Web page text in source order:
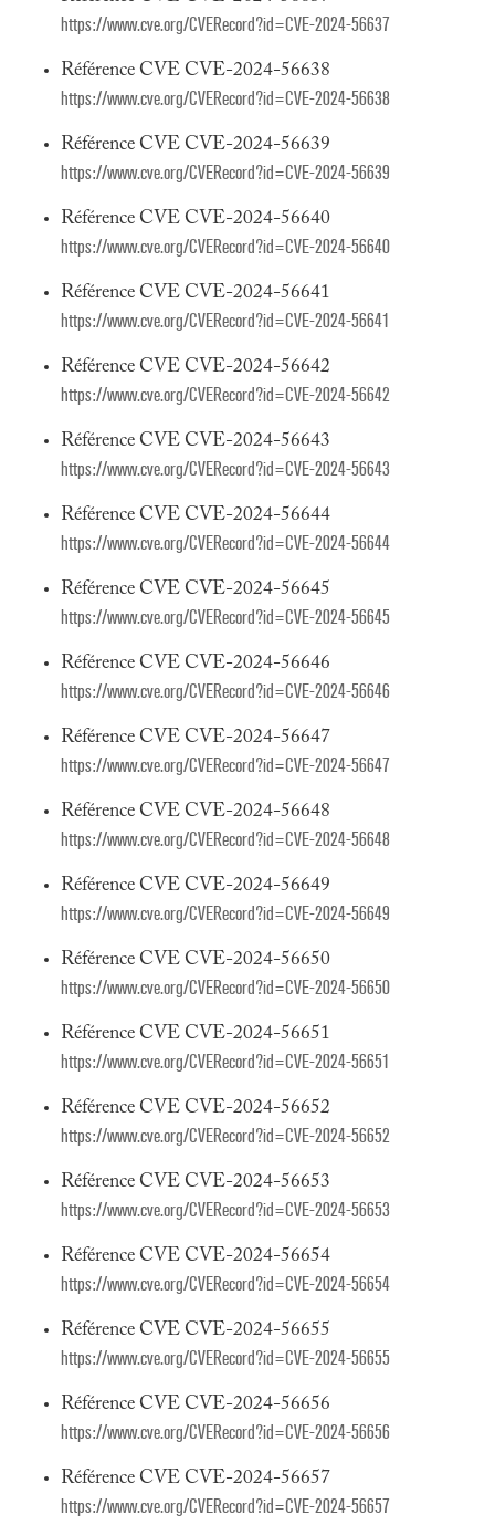
https://www.cve.org/CVERecord?id=CVE-2024-56637
Référence CVE CVE-2024-56638
https://www.cve.org/CVERecord?id=CVE-2024-56638
Référence CVE CVE-2024-56639
https://www.cve.org/CVERecord?id=CVE-2024-56639
Référence CVE CVE-2024-56640
https://www.cve.org/CVERecord?id=CVE-2024-56640
Référence CVE CVE-2024-56641
https://www.cve.org/CVERecord?id=CVE-2024-56641
Référence CVE CVE-2024-56642
https://www.cve.org/CVERecord?id=CVE-2024-56642
Référence CVE CVE-2024-56643
https://www.cve.org/CVERecord?id=CVE-2024-56643
Référence CVE CVE-2024-56644
https://www.cve.org/CVERecord?id=CVE-2024-56644
Référence CVE CVE-2024-56645
https://www.cve.org/CVERecord?id=CVE-2024-56645
Référence CVE CVE-2024-56646
https://www.cve.org/CVERecord?id=CVE-2024-56646
Référence CVE CVE-2024-56647
https://www.cve.org/CVERecord?id=CVE-2024-56647
Référence CVE CVE-2024-56648
https://www.cve.org/CVERecord?id=CVE-2024-56648
Référence CVE CVE-2024-56649
https://www.cve.org/CVERecord?id=CVE-2024-56649
Référence CVE CVE-2024-56650
https://www.cve.org/CVERecord?id=CVE-2024-56650
Référence CVE CVE-2024-56651
https://www.cve.org/CVERecord?id=CVE-2024-56651
Référence CVE CVE-2024-56652
https://www.cve.org/CVERecord?id=CVE-2024-56652
Référence CVE CVE-2024-56653
https://www.cve.org/CVERecord?id=CVE-2024-56653
Référence CVE CVE-2024-56654
https://www.cve.org/CVERecord?id=CVE-2024-56654
Référence CVE CVE-2024-56655
https://www.cve.org/CVERecord?id=CVE-2024-56655
Référence CVE CVE-2024-56656
https://www.cve.org/CVERecord?id=CVE-2024-56656
Référence CVE CVE-2024-56657
https://www.cve.org/CVERecord?id=CVE-2024-56657